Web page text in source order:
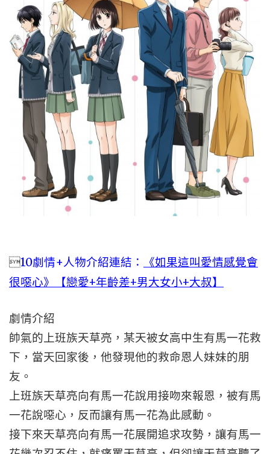
10劇情+人物介紹連結：
《如果這叫愛情感覺會
很噁心》【戀愛+年齡差+男大女小+大叔】
劇情介紹
帥氣的上班族天草亮，某天被女高中生有馬一花救
下，當天回家後，他發現他的救命恩人妹妹的朋
友。
上班族天草亮向有馬一花說用接吻來報恩，被有馬
一花說噁心，反而讓有馬一花為此感動。
接下來天草亮向有馬一花展開追求攻勢，讓有馬一